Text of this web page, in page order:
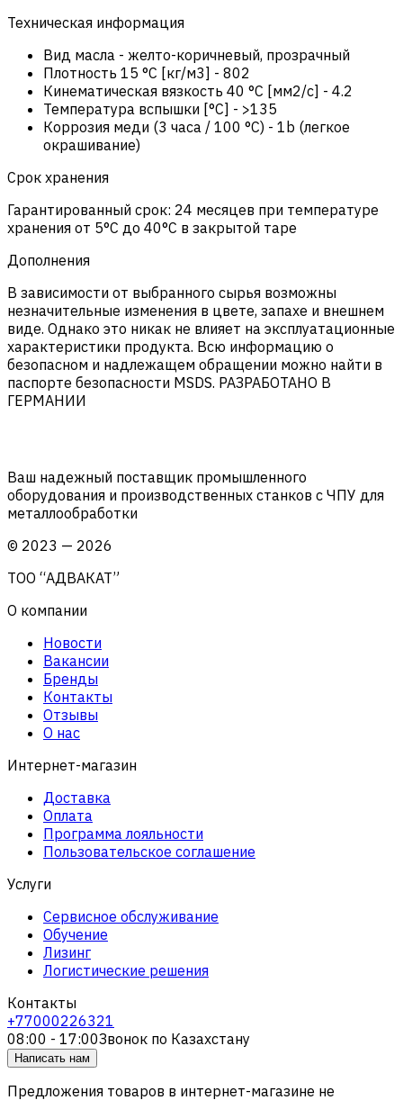
Техническая информация
Вид масла - желто-коричневый, прозрачный
Плотность 15 °C [кг/м3] - 802
Кинематическая вязкость 40 °C [мм2/с] - 4.2
Температура вспышки [°C] - >135
Коррозия меди (3 часа / 100 °C) - 1b (легкое
окрашивание)
Срок хранения
Гарантированный срок: 24 месяцев при температуре
хранения от 5°C до 40°C в закрытой таре
Дополнения
В зависимости от выбранного сырья возможны
незначительные изменения в цвете, запахе и внешнем
виде. Однако это никак не влияет на эксплуатационные
характеристики продукта. Всю информацию о
безопасном и надлежащем обращении можно найти в
паспорте безопасности MSDS. РАЗРАБОТАНО В
ГЕРМАНИИ
Ваш надежный поставщик промышленного
оборудования и производственных станков с ЧПУ для
металлообработки
© 2023 — 2026
ТОО “АДВАКАТ”
О компании
Новости
Вакансии
Бренды
Контакты
Отзывы
О нас
Интернет-магазин
Доставка
Оплата
Программа лояльности
Пользовательское соглашение
Услуги
Сервисное обслуживание
Обучение
Лизинг
Логистические решения
Контакты
+77000226321
08:00 - 17:00Звонок по Казахстану
Написать нам
Предложения товаров в интернет-магазине не